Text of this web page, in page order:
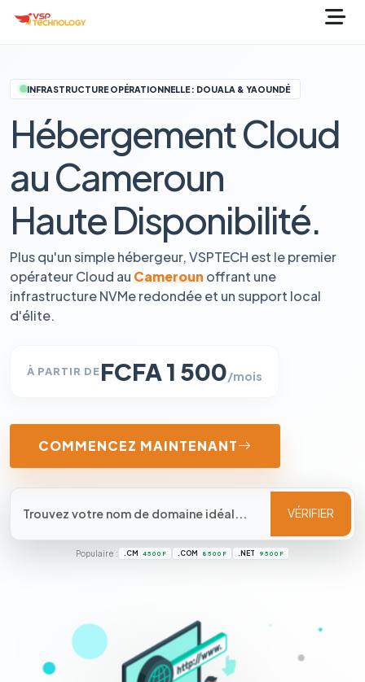
INFRASTRUCTURE OPÉRATIONNELLE : DOUALA & YAOUNDÉ
Hébergement Cloud
au Cameroun
Haute Disponibilité.
Plus qu'un simple hébergeur, VSPTECH est le premier
opérateur Cloud au Cameroun offrant une
infrastructure NVMe redondée et un support local
d'élite.
À PARTIR DEFCFA 1 500/mois
COMMENCEZ MAINTENANT
VÉRIFIER
Populaire : .CM 4 500 F .COM 8 500 F .NET 9 500 F